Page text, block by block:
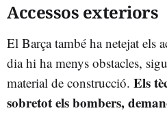
Accessos exteriors
El Barça també ha netejat els
dia hi ha menys obstacles,
material de construcció. Els
sobretot els bombers,